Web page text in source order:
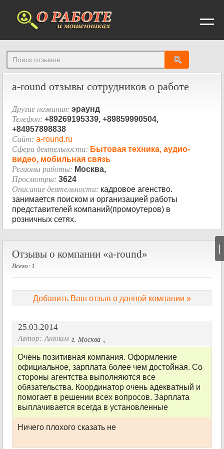
|
a-round отзывы сотрудников о работе
Другие названия: эраунд
Телефон: +89269195339, +89859990504,
+84957898838
Сайт: a-round.ru
Сфера деятельности: Бытовая техника, аудио-
видео, мобильная связь
Регионы работы: Москва,
Просмотры: 3624
Описание деятельности: кадровое агенство.
занимается поиском и организацией работы
представителей компаний(промоутеров) в
розничных сетях.
Отзывы о компании «a-round»
Всего: 1
Добавить Ваш отзыв о данной компании »
25.03.2014
Автор: Аноним ,
г. Москва
Очень позитивная компания. Оформление
официальное, зарплата более чем достойная. Со
стороны агентства выполняются все
обязательства. Координатор очень адекватный и
помогает в решении всех вопросов. Зарплата
выплачивается всегда в установленные
Ничего плохого сказать не